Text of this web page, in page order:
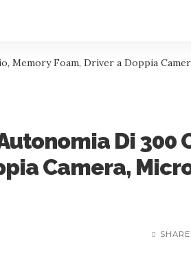
Memory Foam, Driver a Doppia
Di 300
Camera,
SHARE